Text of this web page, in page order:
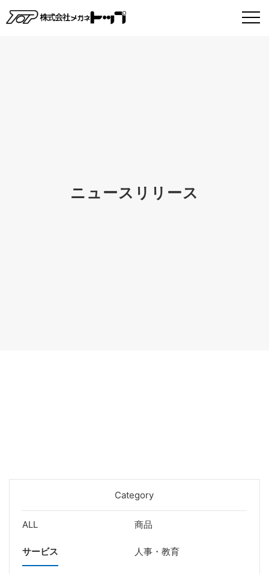
ニュースリリース
Category
ALL 商品
サービス 人事・教育